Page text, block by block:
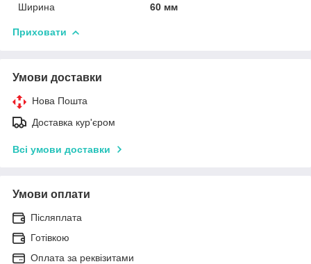
Ширина
60 мм
Приховати
Умови доставки
Нова Пошта
Доставка кур'єром
Всі умови доставки
Умови оплати
Післяплата
Готівкою
Оплата за реквізитами